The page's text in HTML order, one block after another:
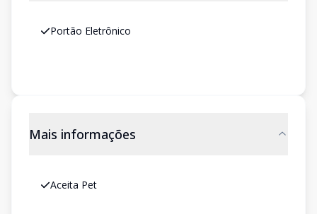
Portão Eletrônico
Mais informações
Aceita Pet